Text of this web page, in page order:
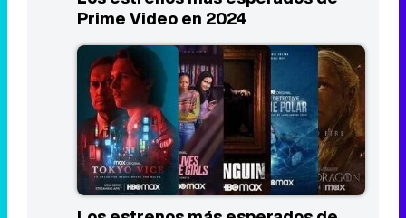
Los estrenos más esperados de
HBO Max en 2024